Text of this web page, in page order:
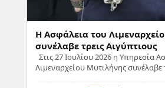
Η Ασφάλεια του
συνέλαβε τρεις Αιγύπτιους
Στις 27 Ιουλίου 2026 η Υπηρεσία
Λιμεναρχείου Μυτιλήνης συνέλαβε